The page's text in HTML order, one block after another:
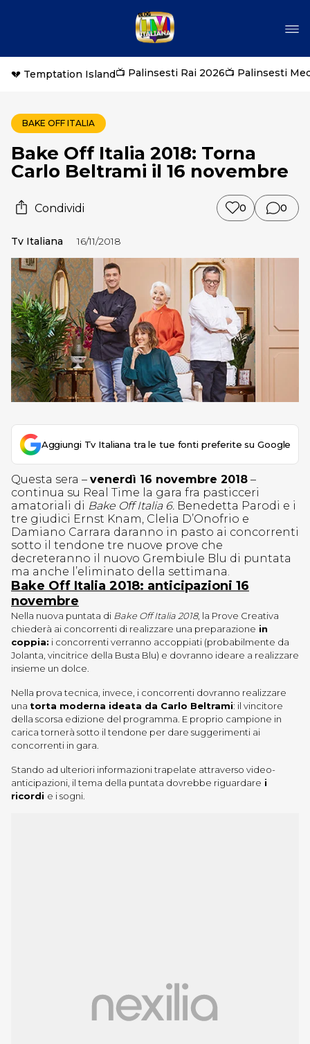
💔 Temptation Island📺 Palinsesti Rai 2026📺 Palinsesti
BAKE OFF ITALIA
Bake Off Italia 2018: Torna
Carlo Beltrami il 16 novembre
Condividi 0 0
Tv Italiana 16/11/2018
Aggiungi Tv Italiana tra le tue fonti preferite su Google
Questa sera – venerdì 16 novembre 2018 –
continua su Real Time la gara fra pasticceri
amatoriali di Bake Off Italia 6. Benedetta Parodi e i
tre giudici Ernst Knam, Clelia D’Onofrio e
Damiano Carrara daranno in pasto ai concorrenti
sotto il tendone tre nuove prove che
decreteranno il nuovo Grembiule Blu di puntata
ma anche l’eliminato della settimana.
Bake Off Italia 2018: anticipazioni 16
novembre
Nella nuova puntata di Bake Off Italia 2018, la Prove Creativa
chiederà ai concorrenti di realizzare una preparazione in
coppia: i concorrenti verranno accoppiati (probabilmente da
Jolanta, vincitrice della Busta Blu) e dovranno ideare a realizzare
insieme un dolce.
Nella prova tecnica, invece, i concorrenti dovranno realizzare
una torta moderna ideata da Carlo Beltrami: il vincitore
della scorsa edizione del programma. E proprio campione in
carica tornerà sotto il tendone per dare suggerimenti ai
concorrenti in gara.
Stando ad ulteriori informazioni trapelate attraverso video-
anticipazioni, il tema della puntata dovrebbe riguardare i
ricordi e i sogni.